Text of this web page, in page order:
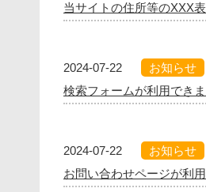
当サイトの住所等のXXX
2024-07-22
お知らせ
検索フォームが利用できま
2024-07-22
お知らせ
お問い合わせページが利